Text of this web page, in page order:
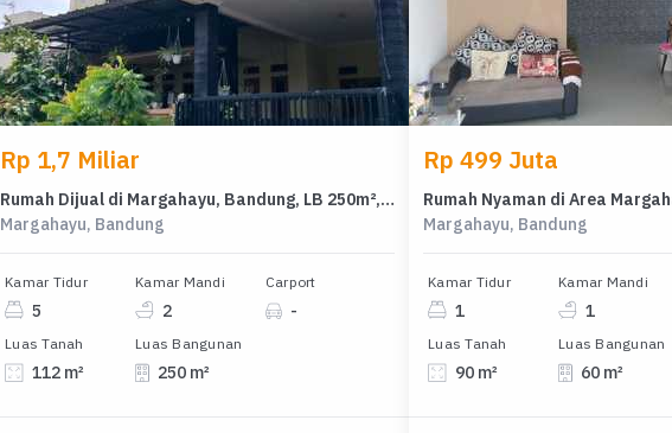
Rp 1,7 Miliar
Rumah Dijual di Margahayu, Bandung, LB 250m², Harga Kompetitif!
Margahayu, Bandung
Kamar Tidur
5
Kamar Mandi
2
Carport
-
Luas Tanah
112 m²
Luas Bangunan
250 m²
Rp 499 Juta
Margahayu, Bandung
Kamar Tidur
1
Kamar Mandi
1
Luas Tanah
90 m²
Luas Bangunan
60 m²